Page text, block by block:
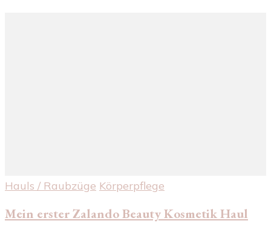
Hauls / Raubzüge Körperpflege
Mein erster Zalando Beauty Kosmetik Haul